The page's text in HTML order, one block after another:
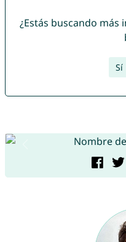
¿Estás buscando
Sí